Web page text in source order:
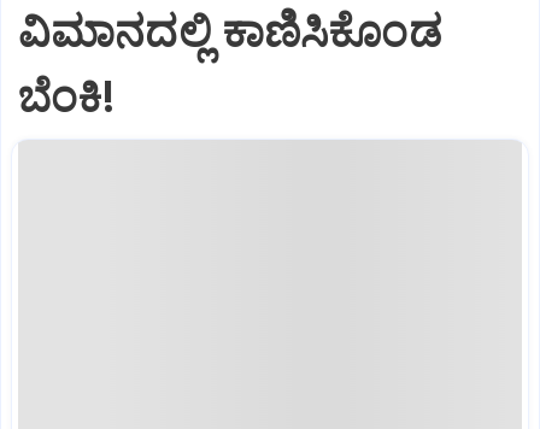
ವಿಮಾನದಲ್ಲಿ ಕಾಣಿಸಿಕೊಂಡ
ಬೆಂಕಿ!